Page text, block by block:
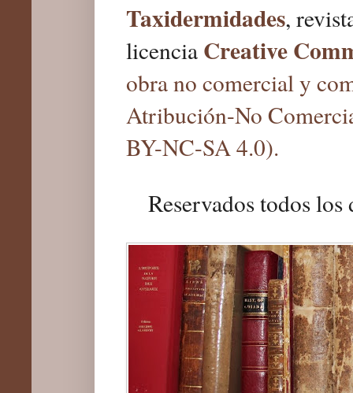
Taxidermidades,
licencia Creative
obra no comercial y
Atribución-No
BY-NC-SA 4.0).
Reservados todos